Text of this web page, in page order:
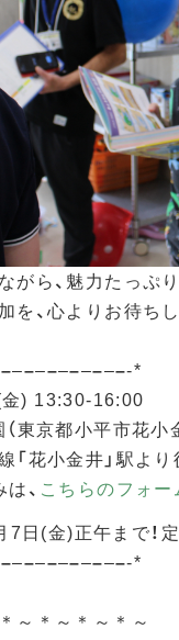
がら、魅力たっぷ
を、心よりお待ち
–––––––––––-*
金) 13:30-16:00
（東京都小平市花小
小金井」駅より
、 こちらのフォー
7日(金)正午まで！
–––––––––––-*
～＊～＊～＊～